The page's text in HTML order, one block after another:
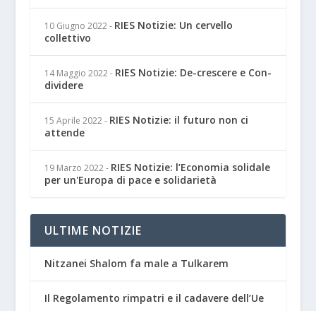
10 Giugno 2022 - RIES Notizie: Un cervello
collettivo
14 Maggio 2022 - RIES Notizie: De-crescere e Con-
dividere
15 Aprile 2022 - RIES Notizie: il futuro non ci
attende
19 Marzo 2022 - RIES Notizie: l’Economia solidale
per un'Europa di pace e solidarietà
ULTIME NOTIZIE
Nitzanei Shalom fa male a Tulkarem
Il Regolamento rimpatri e il cadavere dell’Ue